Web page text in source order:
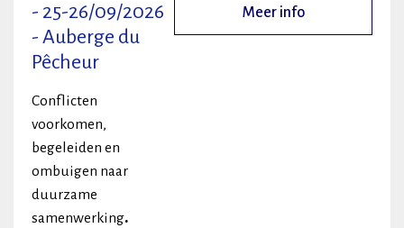
- 25-26/09/2026
- Auberge du
Pêcheur
Conflicten
voorkomen,
begeleiden en
ombuigen naar
duurzame
samenwerking.
Meer info